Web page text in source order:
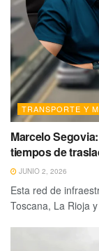
TRANSPORTE Y
Marcelo
tiempos de
JUNIO 2, 2026
Esta red de
Toscana, La Rioja